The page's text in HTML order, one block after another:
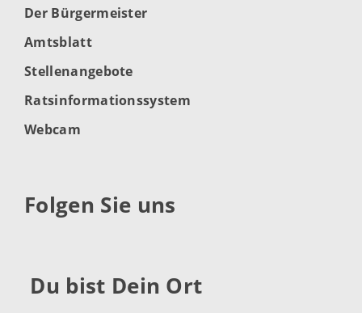
Der Bürgermeister
Amtsblatt
Stellenangebote
Ratsinformationssystem
Webcam
Folgen Sie uns
Du bist Dein Ort